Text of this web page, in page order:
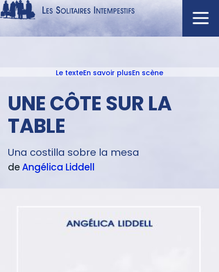
Aller
au
principal
Navigation
NOUVEAUTÉS
AUTEURS
À L'AFFICHE
DISTINCTIONS
CRITIQUES
texte
Le texteEn savoir plusEn scène
UNE CÔTE SUR LA
TABLE
Una costilla sobre la mesa
deAngélica Liddell